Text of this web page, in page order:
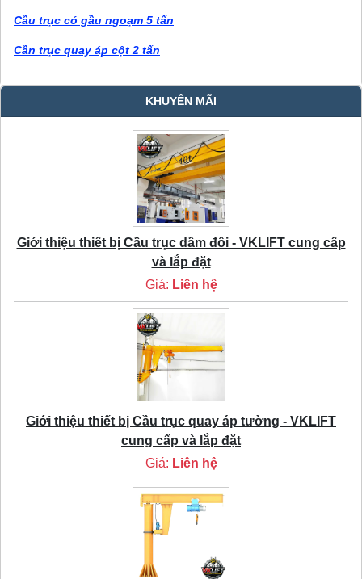
Cầu trục có gầu ngoạm 5 tấn
Cần trục quay áp cột 2 tấn
KHUYẾN MÃI
Giới thiệu thiết bị Cầu trục dầm đôi - VKLIFT cung cấp
và lắp đặt
Giá: Liên hệ
Giới thiệu thiết bị Cầu trục quay áp tường - VKLIFT
cung cấp và lắp đặt
Giá: Liên hệ